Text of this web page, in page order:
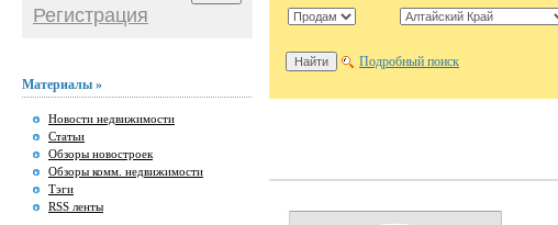
Регистрация
Материалы »
Новости недвижимости
Статьи
Обзоры новостроек
Обзоры комм. недвижимости
Тэги
RSS ленты
Подробный поиск